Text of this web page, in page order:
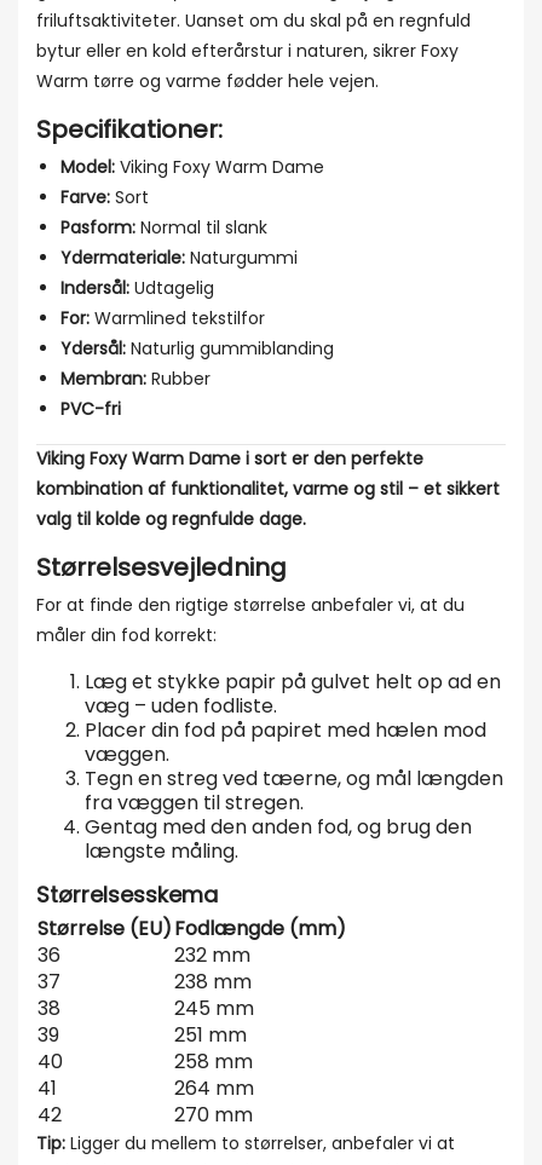
friluftsaktiviteter. Uanset om du skal på en regnfuld
bytur eller en kold efterårstur i naturen, sikrer Foxy
Warm tørre og varme fødder hele vejen.
Specifikationer:
Model: Viking Foxy Warm Dame
Farve: Sort
Pasform: Normal til slank
Ydermateriale: Naturgummi
Indersål: Udtagelig
For: Warmlined tekstilfor
Ydersål: Naturlig gummiblanding
Membran: Rubber
PVC-fri
Viking Foxy Warm Dame i sort er den perfekte
kombination af funktionalitet, varme og stil – et sikkert
valg til kolde og regnfulde dage.
Størrelsesvejledning
For at finde den rigtige størrelse anbefaler vi, at du
måler din fod korrekt:
Læg et stykke papir på gulvet helt op ad en
væg – uden fodliste.
Placer din fod på papiret med hælen mod
væggen.
Tegn en streg ved tæerne, og mål længden
fra væggen til stregen.
Gentag med den anden fod, og brug den
længste måling.
Størrelsesskema
Størrelse (EU)Fodlængde (mm)
36
232 mm
37
238 mm
38
245 mm
39
251 mm
40
258 mm
41
264 mm
42
270 mm
Tip: Ligger du mellem to størrelser, anbefaler vi at